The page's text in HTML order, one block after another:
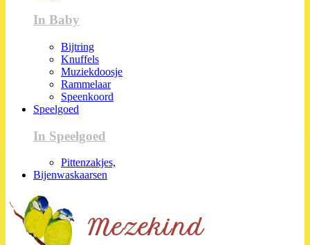
In Baby
Bijtring
Knuffels
Muziekdoosje
Rammelaar
Speenkoord
Speelgoed
In Speelgoed
Pittenzakjes,
Bijenwaskaarsen